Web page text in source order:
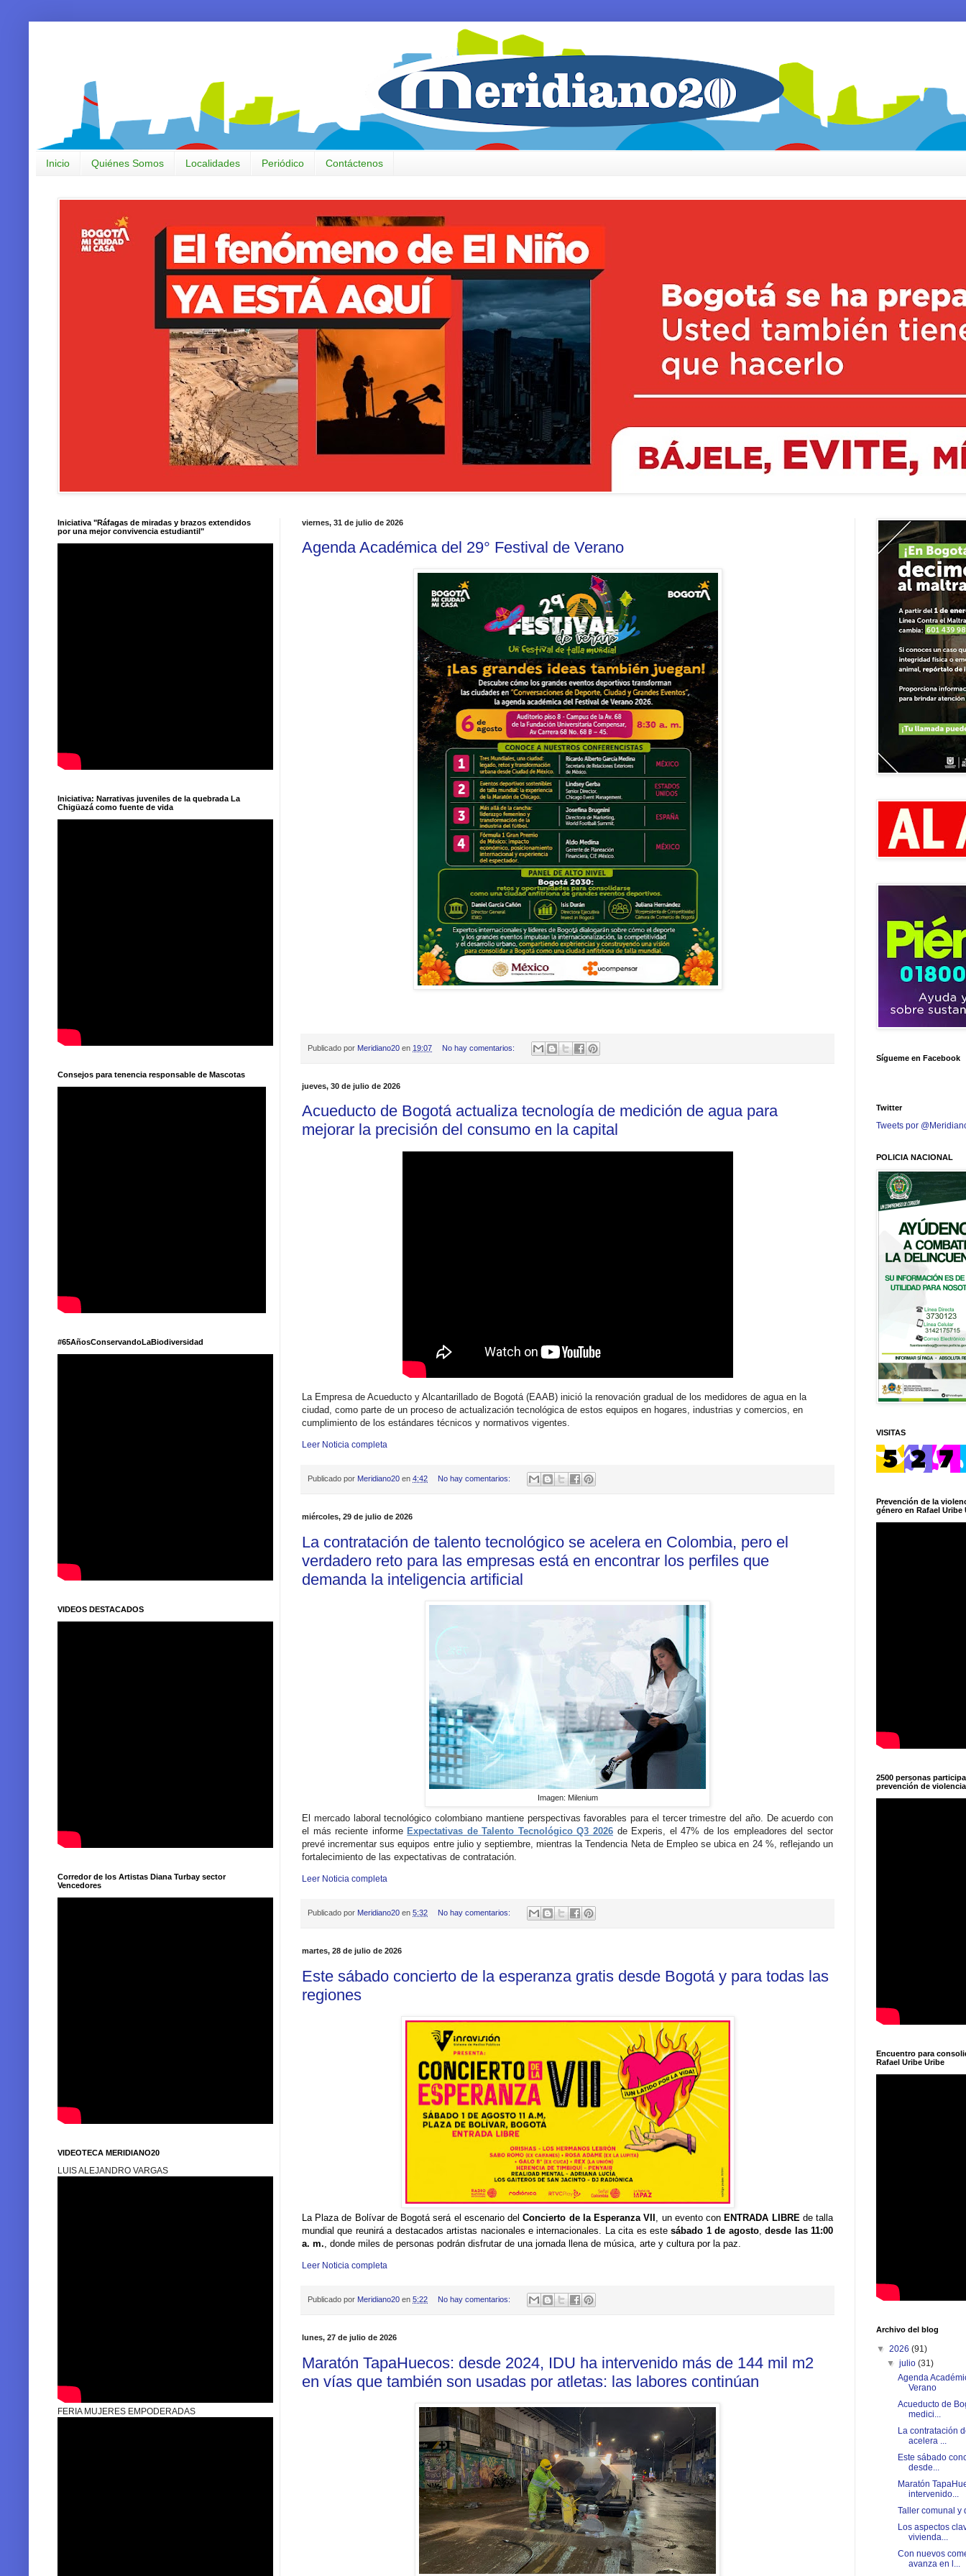
Inicio Quiénes Somos Localidades Periódico Contáctenos
viernes, 31 de julio de 2026
Agenda Académica del 29° Festival de Verano
Publicado por Meridiano20 en 19:07 No hay comentarios:
jueves, 30 de julio de 2026
Acueducto de Bogotá actualiza tecnología de medición de agua para
mejorar la precisión del consumo en la capital
La Empresa de Acueducto y Alcantarillado de Bogotá (EAAB) inició la renovación gradual de los medidores de agua en la
ciudad, como parte de un proceso de actualización tecnológica de estos equipos en hogares, industrias y comercios, en
cumplimiento de los estándares técnicos y normativos vigentes.
Leer Noticia completa
Publicado por Meridiano20 en 4:42 No hay comentarios:
miércoles, 29 de julio de 2026
La contratación de talento tecnológico se acelera en Colombia, pero el
verdadero reto para las empresas está en encontrar los perfiles que
demanda la inteligencia artificial
Imagen: Milenium
El mercado laboral tecnológico colombiano mantiene perspectivas favorables para el tercer trimestre del año. De acuerdo con
el más reciente informe Expectativas de Talento Tecnológico Q3 2026 de Experis, el 47% de los empleadores del sector
prevé incrementar sus equipos entre julio y septiembre, mientras la Tendencia Neta de Empleo se ubica en 24 %, reflejando un
fortalecimiento de las expectativas de contratación.
Leer Noticia completa
Publicado por Meridiano20 en 5:32 No hay comentarios:
martes, 28 de julio de 2026
Este sábado concierto de la esperanza gratis desde Bogotá y para todas las
regiones
La Plaza de Bolívar de Bogotá será el escenario delConcierto de la Esperanza VII , un evento con ENTRADA LIBRE de talla
mundial que reunirá a destacados artistas nacionales e internacionales. La cita es este sábado 1 de agosto, desde las 11:00
a. m. , donde miles de personas podrán disfrutar de una jornada llena de música, arte y cultura por la paz.
Leer Noticia completa
Publicado por Meridiano20 en 5:22 No hay comentarios:
lunes, 27 de julio de 2026
Maratón TapaHuecos: desde 2024, IDU ha intervenido más de 144 mil m2
en vías que también son usadas por atletas: las labores continúan
Iniciativa "Ráfagas de miradas y brazos extendidos
por una mejor convivencia estudiantil"
Iniciativa: Narrativas juveniles de la quebrada La
Chigüazá como fuente de vida
Consejos para tenencia responsable de Mascotas
#65AñosConservandoLaBiodiversidad
VIDEOS DESTACADOS
Corredor de los Artistas Diana Turbay sector
Vencedores
VIDEOTECA MERIDIANO20
LUIS ALEJANDRO VARGAS
FERIA MUJERES EMPODERADAS
Sígueme en Facebook
Twitter
Tweets por
POLICIA NACIONAL
VISITAS
Prevención de la
género en Rafael Uribe
2500 personas
prevención de
Encuentro para
Rafael Uribe Uribe
Archivo del blog
▼ 2026 (91)
▼julio(31)
Agenda
Verano
Acueducto de
medici...
La contratación
acelera ...
Este sábado
desde...
Maratón
intervenido...
Taller comunal y
Los aspectos
vivienda...
Con nuevos
avanza en l...